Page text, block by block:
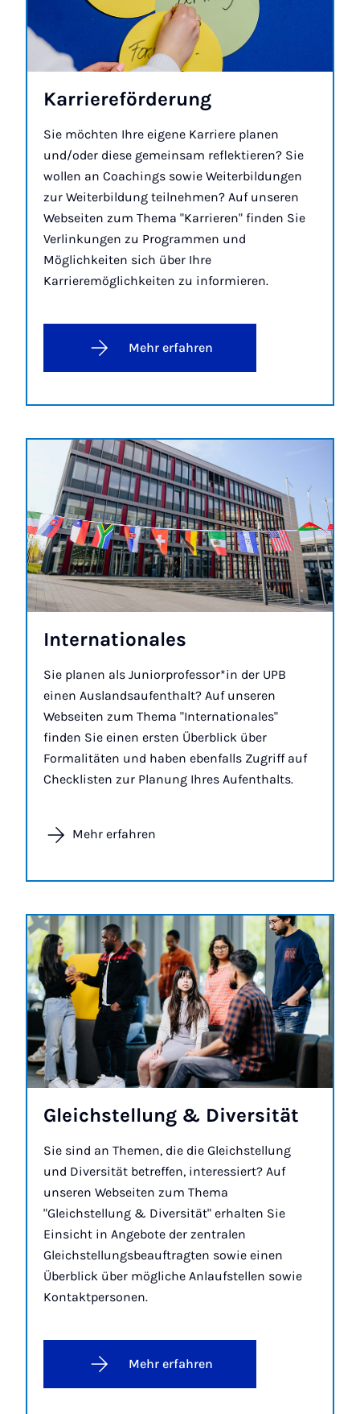
Kar­rie­re­för­de­rung
Sie möchten Ihre eigene Karriere planen
und/oder diese gemeinsam reflektieren? Sie
wollen an Coachings sowie Weiterbildungen
zur Weiterbildung teilnehmen? Auf unseren
Webseiten zum Thema "Karrieren" finden Sie
Verlinkungen zu Programmen und
Möglichkeiten sich über Ihre
Karrieremöglichkeiten zu informieren.
Mehr erfahren
In­ter­na­ti­o­na­les
Sie planen als Juniorprofessor*in der UPB
einen Auslandsaufenthalt? Auf unseren
Webseiten zum Thema "Internationales"
finden Sie einen ersten Überblick über
Formalitäten und haben ebenfalls Zugriff auf
Checklisten zur Planung Ihres Aufenthalts.
Mehr erfahren
Gleich­stel­lung & Di­ver­si­tät
Sie sind an Themen, die die Gleichstellung
und Diversität betreffen, interessiert? Auf
unseren Webseiten zum Thema
"Gleichstellung & Diversität" erhalten Sie
Einsicht in Angebote der zentralen
Gleichstellungsbeauftragten sowie einen
Überblick über mögliche Anlaufstellen sowie
Kontaktpersonen.
Mehr erfahren